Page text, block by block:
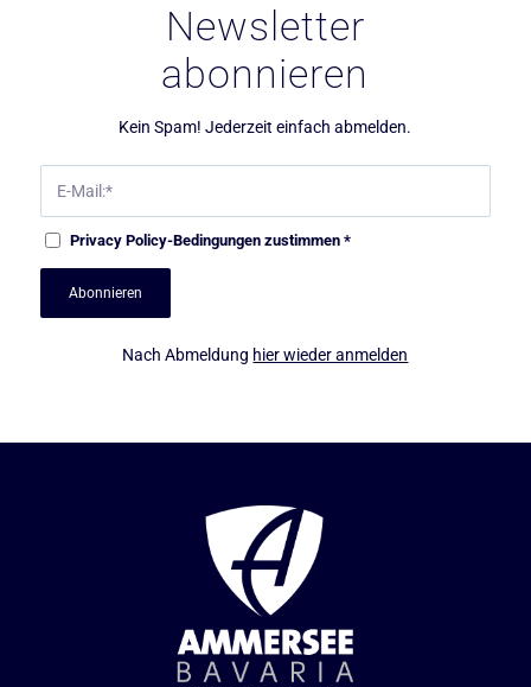
Newsletter
abonnieren
Kein Spam! Jederzeit einfach abmelden.
Privacy Policy-Bedingungen zustimmen *
Nach Abmeldung hier wieder anmelden